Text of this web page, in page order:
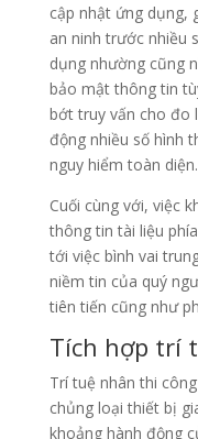
cập nhật ứng dụng,
an ninh trước nhiều
dụng nhường cũng
bảo mật thông tin
bớt truy vấn cho đo
động nhiều số hình
nguy hiểm toàn diện.
Cuối cùng với, việc
thông tin tài liệu
tới việc bình vai
niềm tin của quý
tiên tiến cũng như
Tích hợp trí
Trí tuệ nhân thi
chủng loại thiết bị
khoảng hành động